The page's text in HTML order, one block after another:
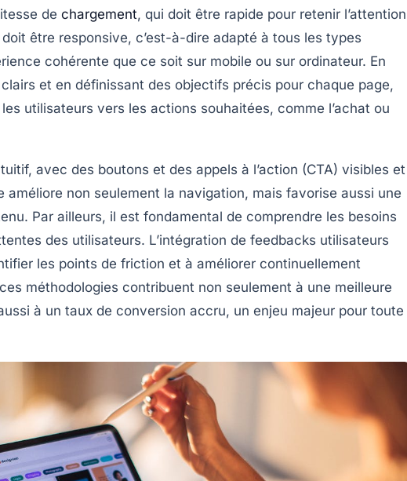
de chargement, qui doit être rapide pour retenir l’attention
être responsive, c’est-à-dire adapté à tous les types
cohérente que ce soit sur mobile ou sur ordinateur. En
et en définissant des objectifs précis pour chaque page,
utilisateurs vers les actions souhaitées, comme l’achat ou
avec des boutons et des appels à l’action (CTA) visibles et
non seulement la navigation, mais favorise aussi une
Par ailleurs, il est fondamental de comprendre les besoins
des utilisateurs. L’intégration de feedbacks utilisateurs
les points de friction et à améliorer continuellement
méthodologies contribuent non seulement à une meilleure
à un taux de conversion accru, un enjeu majeur pour toute